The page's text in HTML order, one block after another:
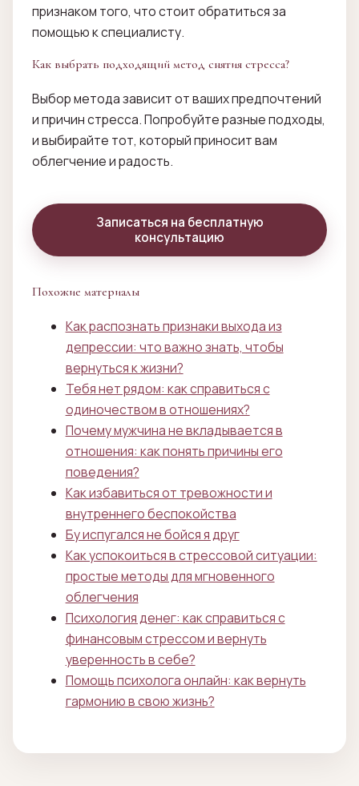
признаком того, что стоит обратиться за
помощью к специалисту.
Как выбрать подходящий метод снятия стресса?
Выбор метода зависит от ваших предпочтений
и причин стресса. Попробуйте разные подходы,
и выбирайте тот, который приносит вам
облегчение и радость.
Записаться на бесплатную
консультацию
Похожие материалы
Как распознать признаки выхода из
депрессии: что важно знать, чтобы
вернуться к жизни?
Тебя нет рядом: как справиться с
одиночеством в отношениях?
Почему мужчина не вкладывается в
отношения: как понять причины его
поведения?
Как избавиться от тревожности и
внутреннего беспокойства
Бу испугался не бойся я друг
Как успокоиться в стрессовой ситуации:
простые методы для мгновенного
облегчения
Психология денег: как справиться с
финансовым стрессом и вернуть
уверенность в себе?
Помощь психолога онлайн: как вернуть
гармонию в свою жизнь?